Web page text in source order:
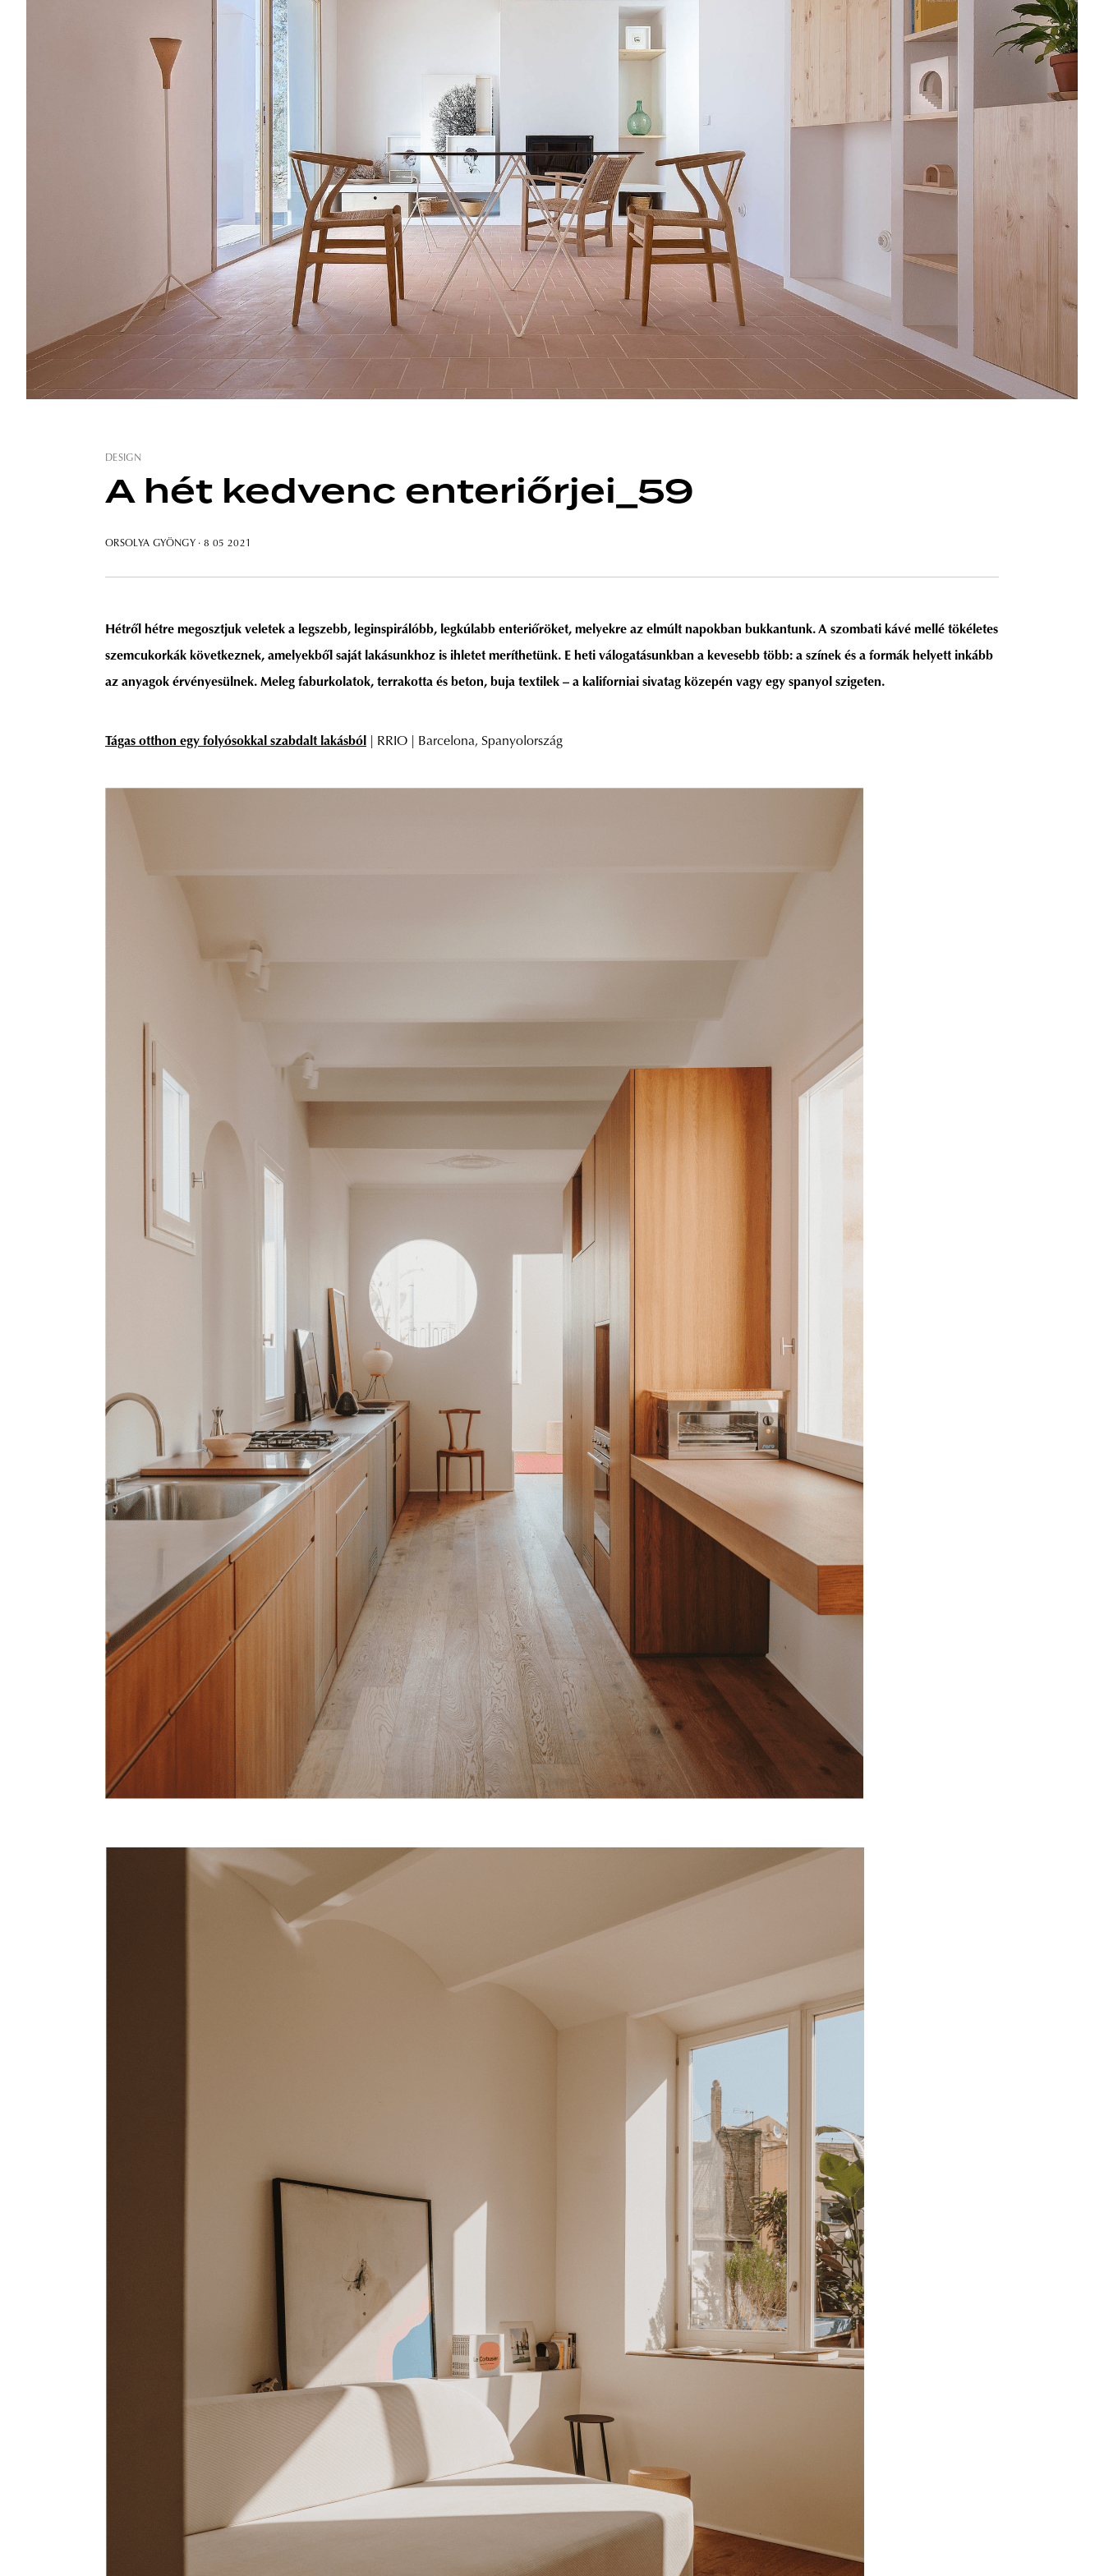
DESIGN
A hét kedvenc enteriőrjei_59
ORSOLYA GYÖNGY · 8 05 2021
Hétről hétre megosztjuk veletek a legszebb, leginspirálóbb, legkúlabb enteriőröket, melyekre az elmúlt napokban bukkantunk. A szombati kávé mellé tökéletes
szemcukorkák következnek, amelyekből saját lakásunkhoz is ihletet meríthetünk. E heti válogatásunkban a kevesebb több: a színek és a formák helyett inkább
az anyagok érvényesülnek. Meleg faburkolatok, terrakotta és beton, buja textilek – a kaliforniai sivatag közepén vagy egy spanyol szigeten.
Tágas otthon egy folyósokkal szabdalt lakásból | RRIO | Barcelona, Spanyolország